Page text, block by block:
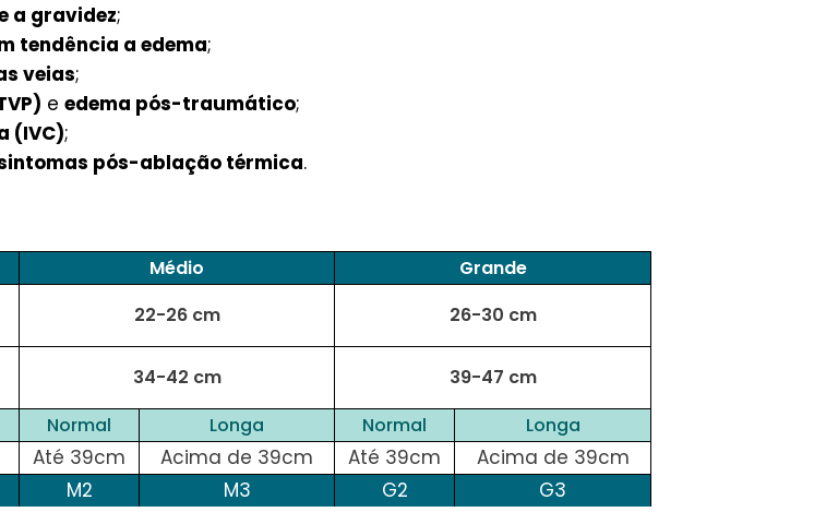
a gravidez;
tendência a edema;
veias;
e edema pós-traumático;
(IVC);
pós-ablação térmica.
Médio Grande
22-26 cm 26-30 cm
34-42 cm
39-47 cm
Normal Longa Normal Longa
Até 39cm Acima de 39cm Até 39cm
Acima de 39cm
M2 M3 G2 G3